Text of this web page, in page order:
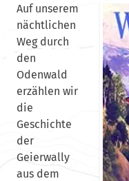
Auf unserem
nächtlichen
Weg durch
den
Odenwald
erzählen wir
die
Geschichte
der
Geierwally
aus dem